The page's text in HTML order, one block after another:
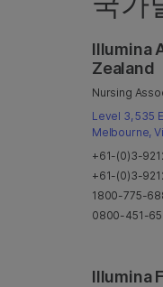
Illumina
Zealand
Nursing
Level 3, 535
Melbourne,
+61-(0)3-
+61-(0)3-
1800-775-
0800-451-
Illumina